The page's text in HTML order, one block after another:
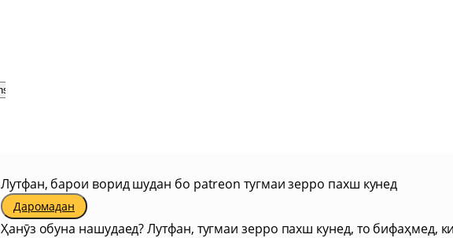
Лутфан, барои ворид шудан бо patreon тугмаи зерро пахш кунед
Даромадан
Ҳанӯз обуна нашудаед? Лутфан, тугмаи зерро пахш кунед, то бифаҳмед,